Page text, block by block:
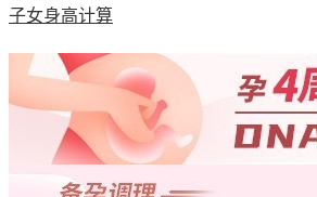
子女身高计算